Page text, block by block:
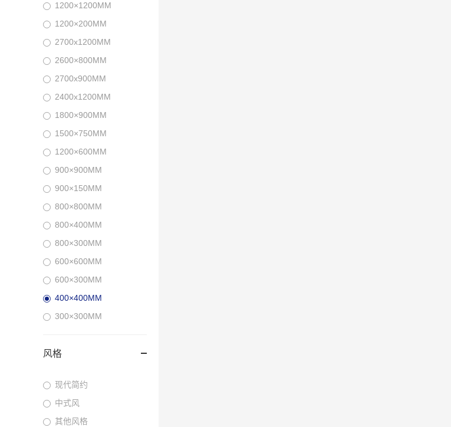
1200×1200MM
1200×200MM
2700x1200MM
2600×800MM
2700x900MM
2400x1200MM
1800×900MM
1500×750MM
1200×600MM
900×900MM
900×150MM
800×800MM
800×400MM
800×300MM
600×600MM
600×300MM
400×400MM
300×300MM
风格
现代简约
中式风
其他风格